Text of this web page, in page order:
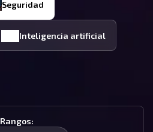
Seguridad
Inteligencia artificial
Rangos: